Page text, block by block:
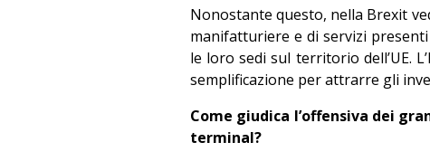
Nonostante questo, nella Brexit
manifatturiere e di servizi
le loro sedi sul territorio dell’UE.
semplificazione per attrarre gli
Come giudica l’offensiva dei
terminal?